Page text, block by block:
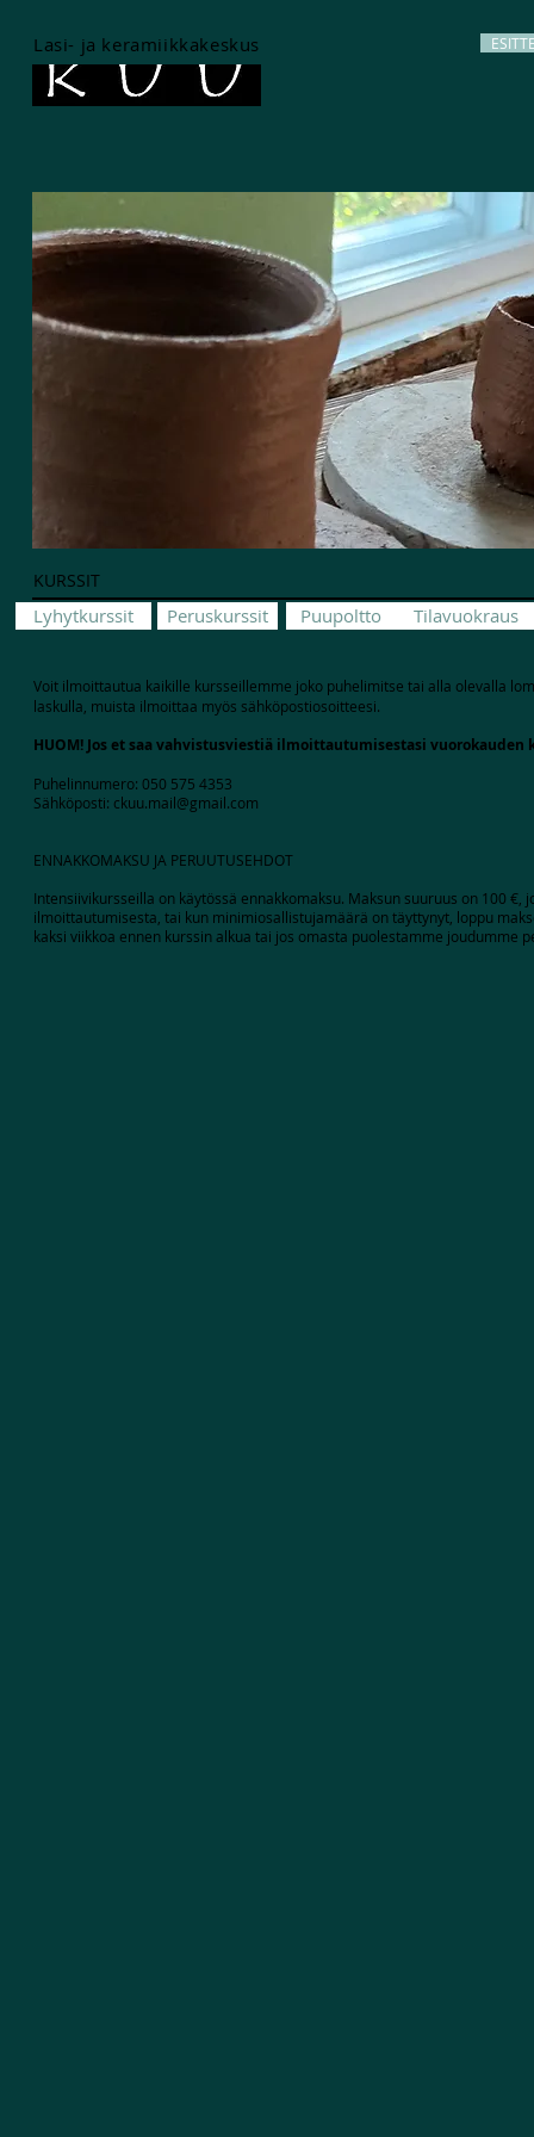
Lasi- ja keramiikkakeskus
KURSSIT
Lyhytkurssit Peruskurssit Puupoltto Tilavuokraus
Voit ilmoittautua kaikille kursseillemme joko puhelimitse tai alla olevalla
laskulla, muista ilmoittaa myös sähköpostiosoitteesi.
HUOM! Jos et saa vahvistusviestiä ilmoittautumisestasi
Puhelinnumero: 050 575 4353
Sähköposti: ckuu.mail@gmail.com
ENNAKKOMAKSU JA PERUUTUSEHDOT
Intensiivikursseilla on käytössä ennakkomaksu. Maksun suuruus on 100
ilmoittautumisesta, tai kun minimiosallistujamäärä on täyttynyt, loppu
kaksi viikkoa ennen kurssin alkua tai jos omasta puolestamme joudumme